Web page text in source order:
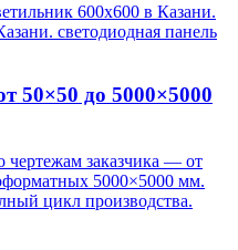
600х600 в Казани.
светодиодная панель
50×50 до 5000×5000
заказчика — от
5000×5000 мм.
цикл производства.